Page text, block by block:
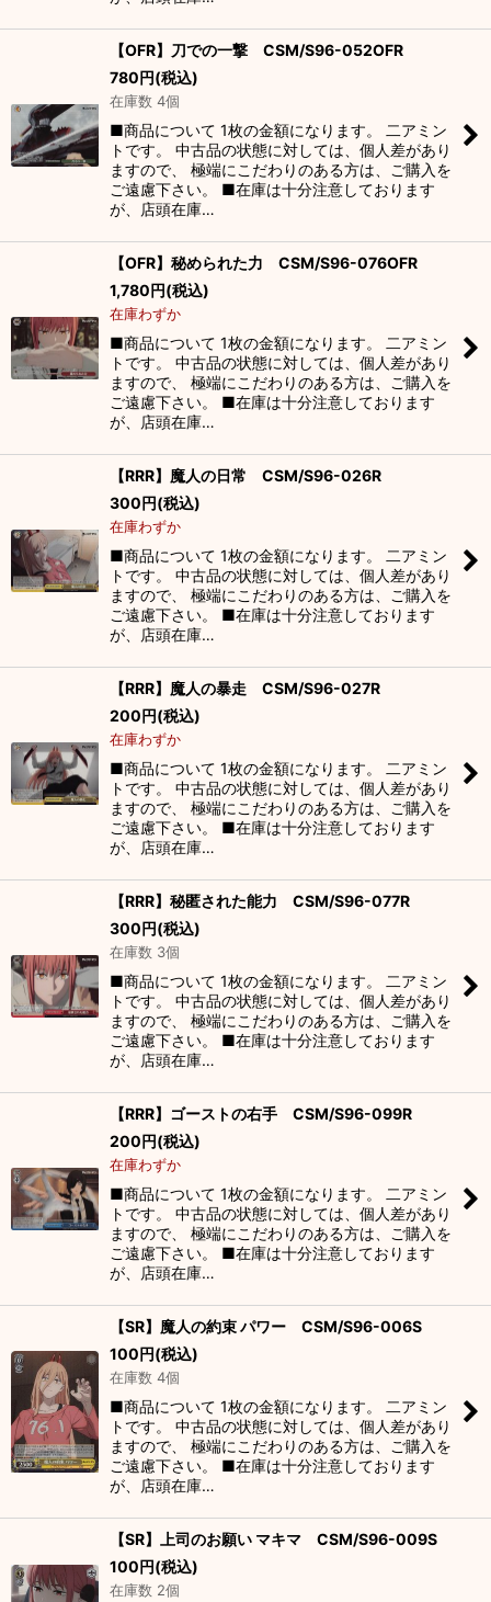
【OFR】刀での一撃 CSM/S96-052OFR
780円(税込)
在庫数 4個
■商品について 1枚の金額になります。 二アミン
トです。 中古品の状態に対しては、個人差があり
ますので、 極端にこだわりのある方は、ご購入を
ご遠慮下さい。 ■在庫は十分注意しております
が、店頭在庫…
【OFR】秘められた力 CSM/S96-076OFR
1,780円(税込)
在庫わずか
■商品について 1枚の金額になります。 二アミン
トです。 中古品の状態に対しては、個人差があり
ますので、 極端にこだわりのある方は、ご購入を
ご遠慮下さい。 ■在庫は十分注意しております
が、店頭在庫…
【RRR】魔人の日常 CSM/S96-026R
300円(税込)
在庫わずか
■商品について 1枚の金額になります。 二アミン
トです。 中古品の状態に対しては、個人差があり
ますので、 極端にこだわりのある方は、ご購入を
ご遠慮下さい。 ■在庫は十分注意しております
が、店頭在庫…
【RRR】魔人の暴走 CSM/S96-027R
200円(税込)
在庫わずか
■商品について 1枚の金額になります。 二アミン
トです。 中古品の状態に対しては、個人差があり
ますので、 極端にこだわりのある方は、ご購入を
ご遠慮下さい。 ■在庫は十分注意しております
が、店頭在庫…
【RRR】秘匿された能力 CSM/S96-077R
300円(税込)
在庫数 3個
■商品について 1枚の金額になります。 二アミン
トです。 中古品の状態に対しては、個人差があり
ますので、 極端にこだわりのある方は、ご購入を
ご遠慮下さい。 ■在庫は十分注意しております
が、店頭在庫…
【RRR】ゴーストの右手 CSM/S96-099R
200円(税込)
在庫わずか
■商品について 1枚の金額になります。 二アミン
トです。 中古品の状態に対しては、個人差があり
ますので、 極端にこだわりのある方は、ご購入を
ご遠慮下さい。 ■在庫は十分注意しております
が、店頭在庫…
【SR】魔人の約束 パワー CSM/S96-006S
100円(税込)
在庫数 4個
■商品について 1枚の金額になります。 二アミン
トです。 中古品の状態に対しては、個人差があり
ますので、 極端にこだわりのある方は、ご購入を
ご遠慮下さい。 ■在庫は十分注意しております
が、店頭在庫…
【SR】上司のお願い マキマ CSM/S96-009S
100円(税込)
在庫数 2個